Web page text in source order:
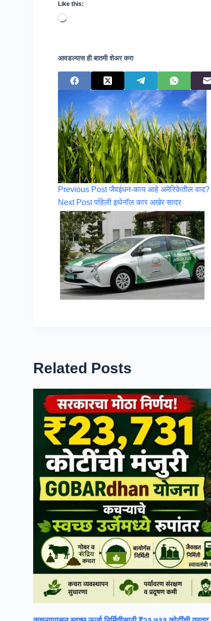
Like this:
Loading…
आवडल्यास ही बातमी शेअर करा
Previous Post जैवइंधन-काय आहे अमेरिकेतील वाद?
Next Post पहिली इथेनॉल कार अखेर सादर
Related Posts